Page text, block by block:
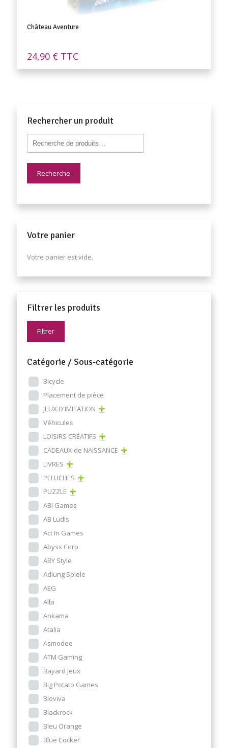
Château Aventure
24,90 € TTC
Rechercher un produit
Recherche
Votre panier
Votre panier est vide.
Filtrer les produits
Filtrer
Catégorie / Sous-catégorie
Bicycle
Placement de pièce
JEUX D'IMITATION
Véhicules
LOISIRS CRÉATIFS
CADEAUX de NAISSANCE
LIVRES
PELUCHES
PUZZLE
ABI Games
AB Ludis
Act In Games
Abyss Corp
ABY Style
Adlung Spiele
AEG
Albi
Ankama
Atalia
Asmodee
ATM Gaming
Bayard Jeux
Big Potato Games
Bioviva
Blackrock
Bleu Orange
Blue Cocker